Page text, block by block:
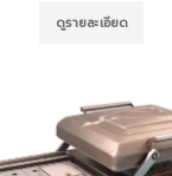
ดูรายละเอียด